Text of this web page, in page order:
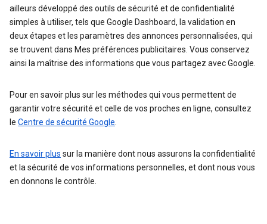
ailleurs développé des outils de sécurité et de confidentialité
simples à utiliser, tels que Google Dashboard, la validation en
deux étapes et les paramètres des annonces personnalisées, qui
se trouvent dans Mes préférences publicitaires. Vous conservez
ainsi la maîtrise des informations que vous partagez avec Google.
Pour en savoir plus sur les méthodes qui vous permettent de
garantir votre sécurité et celle de vos proches en ligne, consultez
le Centre de sécurité Google
En savoir plus sur la manière dont nous assurons la confidentialité
et la sécurité de vos informations personnelles, et dont nous vous
en donnons le contrôle.